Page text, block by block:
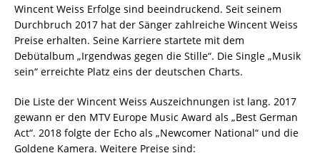
Wincent Weiss Erfolge sind beeindruckend. Seit seinem
Durchbruch 2017 hat der Sänger zahlreiche Wincent Weiss
Preise erhalten. Seine Karriere startete mit dem
Debütalbum „Irgendwas gegen die Stille“. Die Single „Musik
sein“ erreichte Platz eins der deutschen Charts.
Die Liste der Wincent Weiss Auszeichnungen ist lang. 2017
gewann er den MTV Europe Music Award als „Best German
Act“. 2018 folgte der Echo als „Newcomer National“ und die
Goldene Kamera. Weitere Preise sind: